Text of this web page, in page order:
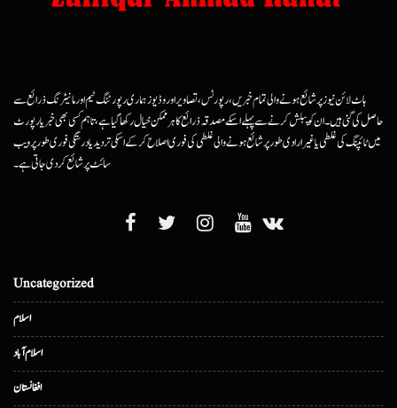
ہاٹ لائن نیوز پر شائع ہونے والی تمام خبریں، رپورٹس، تصاویر اور وڈیوز ہماری رپورٹنگ ٹیم اور مانیٹرنگ ذرائع سے
حاصل کی گئی ہیں۔ ان کو پبلش کرنے سے پہلے اسکے مصدقہ ذرائع کا ہرممکن خیال رکھا گیا ہے، تاہم کسی بھی خبر یا رپورٹ
میں ٹائپنگ کی غلطی یا غیرارادی طور پر شائع ہونے والی غلطی کی فوری اصلاح کرکے اسکی تردید یا درستگی فوری طور پر ویب
سائٹ پر شائع کردی جاتی ہے۔
Uncategorized
اسلام
اسلام آباد
افغانستان